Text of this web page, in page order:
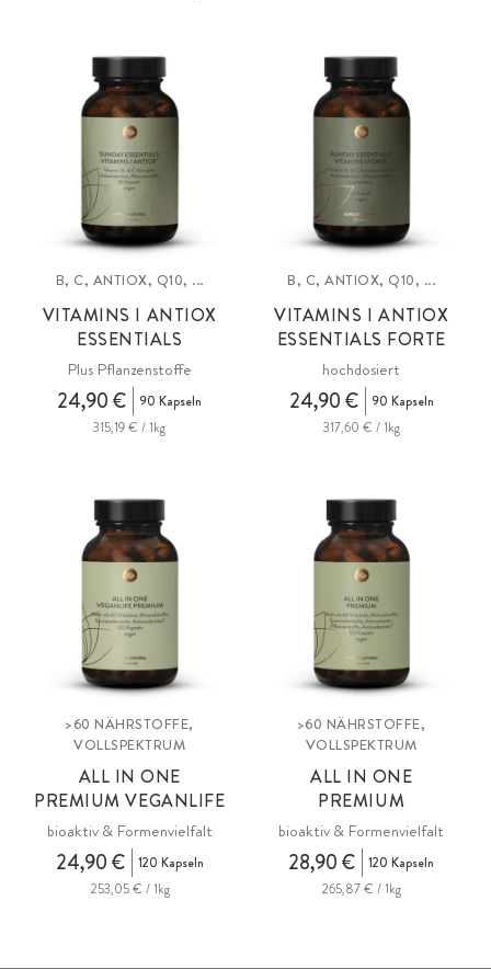
B, C, ANTIOX, Q10, ...
VITAMINS I ANTIOX
ESSENTIALS
Plus Pflanzenstoffe
24,90 €
90 Kapseln
315,19 € / 1kg
B, C, ANTIOX, Q10, ...
VITAMINS I ANTIOX
ESSENTIALS FORTE
hochdosiert
24,90 €
90 Kapseln
317,60 € / 1kg
>60 NÄHRSTOFFE,
VOLLSPEKTRUM
ALL IN ONE
PREMIUM VEGANLIFE
bioaktiv & Formenvielfalt
24,90 €
120 Kapseln
253,05 € / 1kg
>60 NÄHRSTOFFE,
VOLLSPEKTRUM
ALL IN ONE
PREMIUM
bioaktiv & Formenvielfalt
28,90 €
120 Kapseln
265,87 € / 1kg